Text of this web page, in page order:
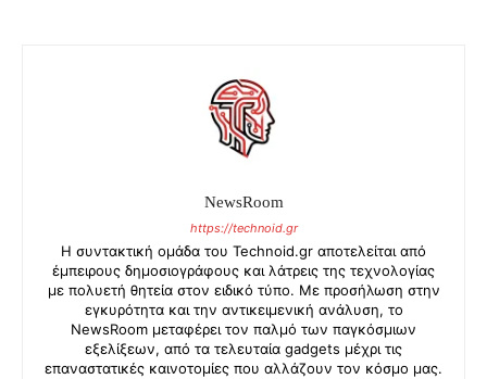
NewsRoom
https://technoid.gr
Η συντακτική ομάδα του Technoid.gr αποτελείται από
έμπειρους δημοσιογράφους και λάτρεις της τεχνολογίας
με πολυετή θητεία στον ειδικό τύπο. Με προσήλωση στην
εγκυρότητα και την αντικειμενική ανάλυση, το
NewsRoom μεταφέρει τον παλμό των παγκόσμιων
εξελίξεων, από τα τελευταία gadgets μέχρι τις
επαναστατικές καινοτομίες που αλλάζουν τον κόσμο μας.